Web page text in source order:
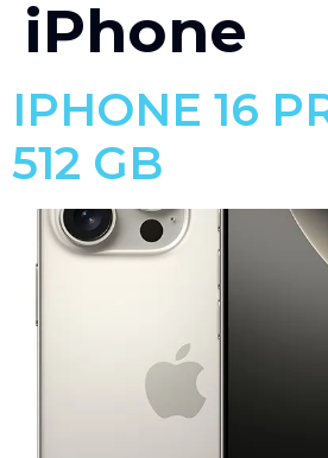
iPhone
IPHONE 16
512 GB